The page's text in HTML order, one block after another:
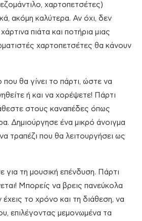
χαρτοπετσέτες)
ακόμη καλύτερα. Αν όχι, δεν
πιάτα και ποτήρια μιας
χαρτοπετσέτες θα κάνουν
θα γίνει το πάρτι, ώστε να
ή και να χορέψετε! Πάρτι
στους καναπέδες όπως
Δημιούργησε ένα μικρό άνοιγμα
τραπέζι που θα λειτουργήσει ως
για τη μουσική επένδυση. Πάρτι
Μπορείς να βρεις πανεύκολα
έχεις το χρόνο και τη διάθεση, να
επιλέγοντας μεμονωμένα τα